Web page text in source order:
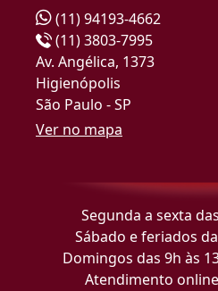
(11) 94193-4662
(11) 3803-7995
Av. Angélica, 1373
Higienópolis
São Paulo - SP
Ver no mapa
Segunda a sexta
Sábado e feriados
Domingos das 9h às
Atendimento